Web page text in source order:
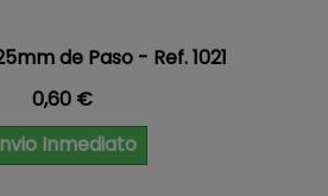
de Paso - Ref. 1021
Precio
0,60 €
Inmediato